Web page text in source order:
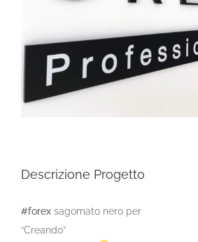
Descrizione Progetto
#forex sagomato nero per
“Creando”